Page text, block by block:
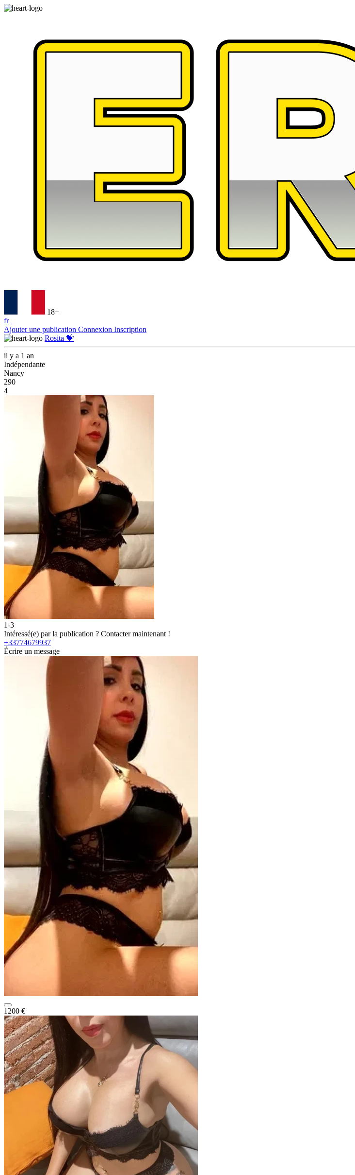
18+
fr
Ajouter une publication Connexion Inscription
Rosita 💝
il y a 1 an
Indépendante
Nancy
290
4
1-3
Intéressé(e) par la publication ? Contacter maintenant !
+33774679937
Écrire un message
1200 €